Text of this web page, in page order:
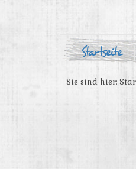
Startseite
Sie sind hier: